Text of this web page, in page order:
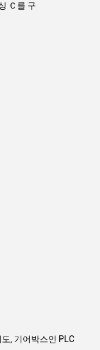
Ｃ를 구
, 기어박스인 PLC